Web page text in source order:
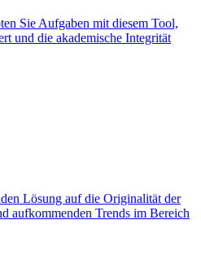
Sie Aufgaben mit diesem Tool,
und die akademische Integrität
Lösung auf die Originalität der
aufkommenden Trends im Bereich